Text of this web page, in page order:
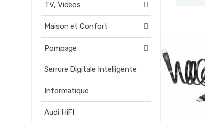
TV, Videos
Maison et Confort
Pompage
Serrure Digitale Intelligente
Informatique
Audi HiFI
Top
categories
this week
FULL CATALOG